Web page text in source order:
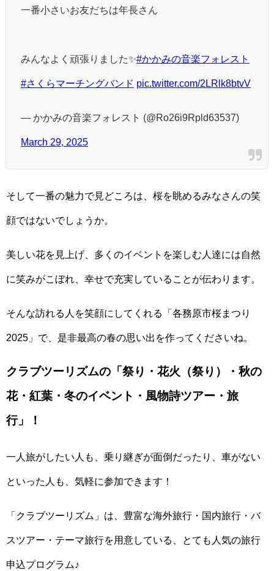
一番小さいお友だちは年長さん
みんなよく頑張りました✨#かかみの音楽フォレスト
#さくらマーチングバンド pic.twitter.com/2LRlk8btvV
— かかみの音楽フォレスト (@Ro26i9Rpld63537)
March 29, 2025
そして一番の魅力で見どころは、桜を眺めるみなさんの笑
顔ではないでしょうか。
美しい花を見上げ、多くのイベントを楽しむ人達には自然
に笑みがこぼれ、幸せで充実していることが伝わります。
そんな訪れる人を笑顔にしてくれる「各務原市桜まつり
2025」で、是非最高の春の思い出を作ってくださいね。
クラブツーリズムの「祭り・花火（祭り）・秋の
花・紅葉・冬のイベント・風物詩ツアー・旅
行」！
一人旅がしたい人も、乗り継ぎが面倒だったり、車がない
といった人も、気軽に参加できます！
「クラブツーリズム」は、豊富な海外旅行・国内旅行・バ
スツアー・テーマ旅行を用意している、とても人気の旅行
申込プログラム♪